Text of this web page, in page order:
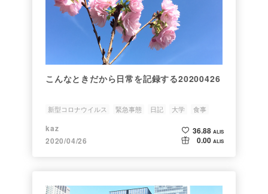
こんなときだから日常を記録する20200426
新型コロナウイルス 緊急事態 日記 大学 食事
kaz
2020/04/26
36.88 ALIS
0.00 ALIS